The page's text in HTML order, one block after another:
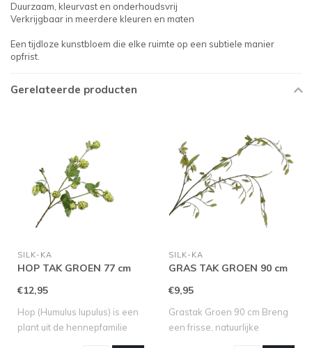
Duurzaam, kleurvast en onderhoudsvrij
Verkrijgbaar in meerdere kleuren en maten
Een tijdloze kunstbloem die elke ruimte op een subtiele manier
opfrist.
Gerelateerde producten
SILK-KA
HOP TAK GROEN 77 cm
€12,95
Hop (Humulus lupulus) is een
plant uit de hennepfamilie
SILK-KA
GRAS TAK GROEN 90 cm
€9,95
Grastak Groen 90 cm Breng
een frisse, natuurlijke